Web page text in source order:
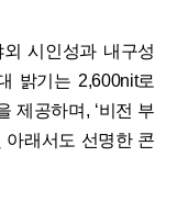
시인성과 내구성
밝기는 2,600nit로
제공하며, ‘비전 부
아래서도 선명한 콘